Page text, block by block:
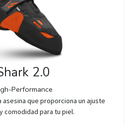
2.0
Performance
asesina que proporciona un ajuste
comodidad para tu piel.